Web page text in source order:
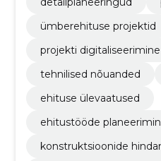
ümberehituse projektid
projekti digitaliseerimine
tehnilised nõuanded
ehituse ülevaatused
ehitustööde
konstruktsioonide